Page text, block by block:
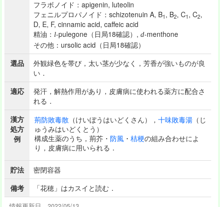
フラボノイド：apigenin, luteolin
フェニルプロパノイド：schizotenuin A, B1 , B2, C1 , C2,
D, E, F, cinnamic acid, caffeic acid
精油：l-pulegone（日局18確認）,d-menthone
その他：ursolic acid（日局18確認）
選品
外観緑色を帯び，太い茎が少なく，芳香が強いものが良
い．
適応
発汗，解熱作用があり，皮膚病に使われる薬方に配合さ
れる．
漢方
処方
例
荊防敗毒散 （けいぼうはいどくさん），十味敗毒湯 （じ
ゅうみはいどくとう）
構成生薬のうち，荊芥・防風 ・桔梗の組み合わせによ
り，皮膚病に用いられる．
貯法
密閉容器
備考
「花穂」はカスイと読む．